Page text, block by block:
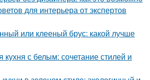
для интерьера от экспертов
или клееный брус: какой лучше
кухня с белым: сочетание стилей и